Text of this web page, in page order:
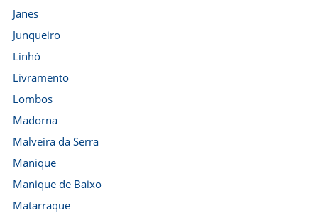
Janes
Junqueiro
Linhó
Livramento
Lombos
Madorna
Malveira da Serra
Manique
Manique de Baixo
Matarraque